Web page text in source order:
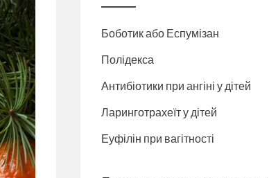
Боботик або Еспумізан
Полідекса
Антибіотики при ангіні у дітей
Ларинготрахеїт у дітей
Еуфілін при вагітності